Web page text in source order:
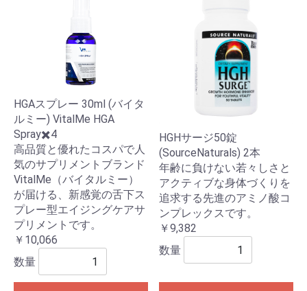
HGAスプレー 30ml (バイタ
ルミー) VitalMe HGA
Spray✖️4
高品質と優れたコスパで人
気のサプリメントブランド
VitalMe（バイタルミー）
が届ける、新感覚の舌下ス
プレー型エイジングケアサ
プリメントです。
￥10,066
数量
HGHサージ50錠
(SourceNaturals) 2本
年齢に負けない若々しさと
アクティブな身体づくりを
追求する先進のアミノ酸コ
ンプレックスです。
￥9,382
数量